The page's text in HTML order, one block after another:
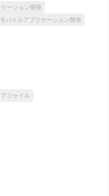
ーション開発
モバイルアプリケーション開発
アジャイル